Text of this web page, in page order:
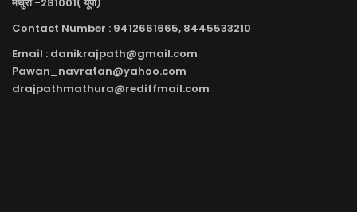
मथुरा -281001( यूपी)
Contact Number : 9412661665, 8445533210
Email : danikrajpath@gmail.com
Pawan_navratan@yahoo.com
drajpathmathura@rediffmail.com